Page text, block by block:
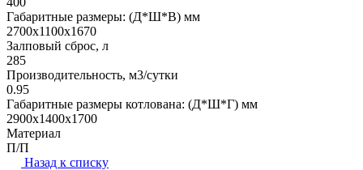
Габаритные размеры: (Д*Ш*В) мм
2700х1100х1670
Залповый сброс, л
285
Производительность, м3/сутки
0.95
Габаритные размеры котлована: (Д*Ш*Г) мм
2900х1400х1700
Материал
П/П
Назад к списку